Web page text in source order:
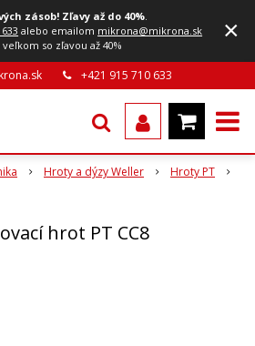
zásob! Zľavy až do 40%.
alebo emailom mikrona@mikrona.sk
so zľavou až 40%
×
+421 915 710 633
Hroty a dýzy Weller
Hroty PT
hrot PT CC8